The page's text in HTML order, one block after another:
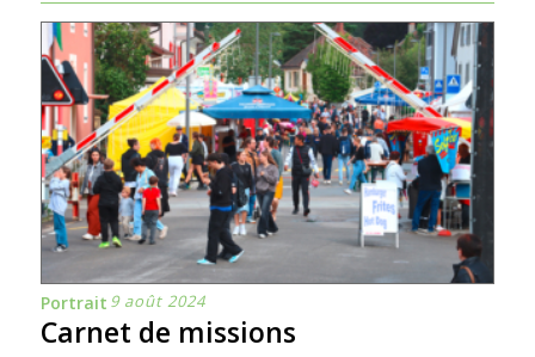
Portrait 9 août 2024
Carnet de missions